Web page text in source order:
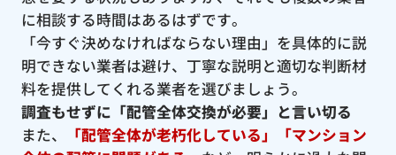
に相談する時間はあるはずです。
「今すぐ決めなければならない理由」を具体的に説
明できない業者は避け、丁寧な説明と適切な判断材
料を提供してくれる業者を選びましょう。
調査もせずに「配管全体交換が必要」と言い切る
また、
「配管全体が老朽化している」「マンション